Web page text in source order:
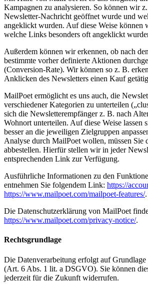
Kampagnen zu analysieren. So können wir
Newsletter-Nachricht geöffnet wurde und
angeklickt wurden. Auf diese Weise können
welche Links besonders oft angeklickt
Außerdem können wir erkennen, ob nach
bestimmte vorher definierte Aktionen
(Conversion-Rate). Wir können so z. B.
Anklicken des Newsletters einen Kauf
MailPoet ermöglicht es uns auch, die
verschiedener Kategorien zu unterteilen
sich die Newsletterempfänger z. B. nach
Wohnort unterteilen. Auf diese Weise lassen
besser an die jeweiligen Zielgruppen
Analyse durch MailPoet wollen, müssen Sie
abbestellen. Hierfür stellen wir in jeder
entsprechenden Link zur Verfügung.
Ausführliche Informationen zu den
entnehmen Sie folgendem Link: https://
https://www.mailpoet.com/mailpoet-features/.
Die Datenschutzerklärung von MailPoet
https://www.mailpoet.com/privacy-notice/.
Rechtsgrundlage
Die Datenverarbeitung erfolgt auf
(Art. 6 Abs. 1 lit. a DSGVO). Sie können
jederzeit für die Zukunft widerrufen.